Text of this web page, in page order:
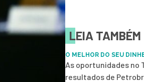
LEIA TAMBÉM
O MELHOR DO SEU
As oportunidades no
resultados de